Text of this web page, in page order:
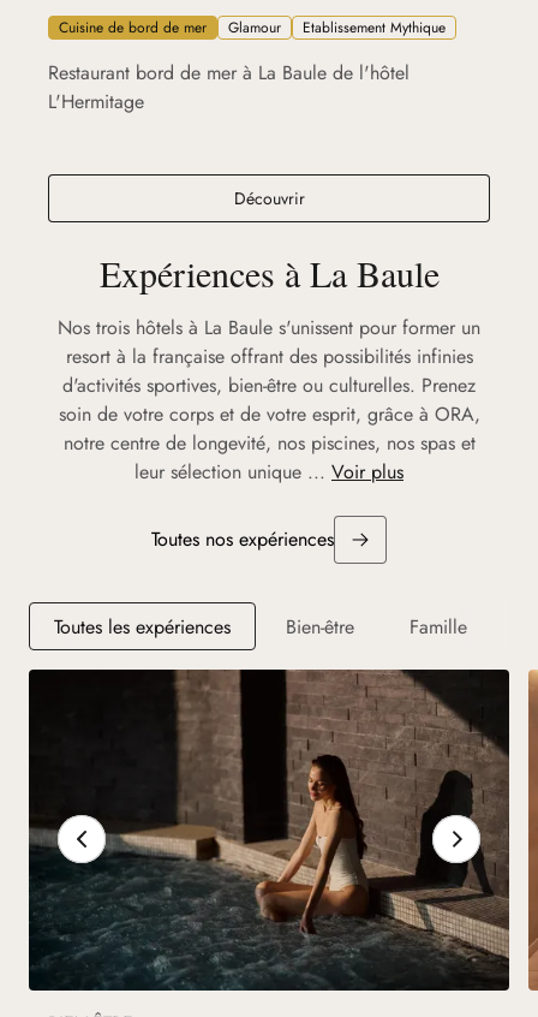
Cuisine de bord de mer Glamour Etablissement Mythique
Restaurant bord de mer à La Baule de l'hôtel
L'Hermitage
DécouvrirCiro's La Baule
Expériences à La Baule
Nos trois hôtels à La Baule s'unissent pour former un
resort à la française offrant des possibilités infinies
d'activités sportives, bien-être ou culturelles. Prenez
soin de votre corps et de votre esprit, grâce à ORA,
notre centre de longevité, nos piscines, nos spas et
leur sélection unique ... Voir plus
Toutes nos expériences
Toutes les expériences Bien-être Famille